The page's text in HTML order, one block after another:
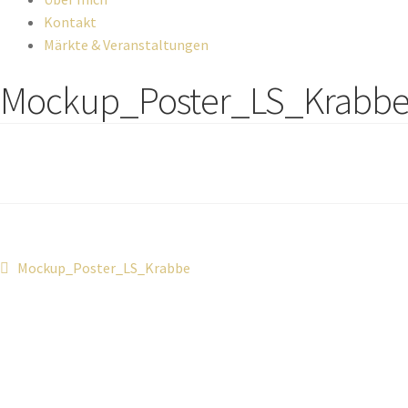
Kontakt
Märkte & Veranstaltungen
Beitragsnavigation
Vorheriger
Mockup_Poster_LS_Krabbe